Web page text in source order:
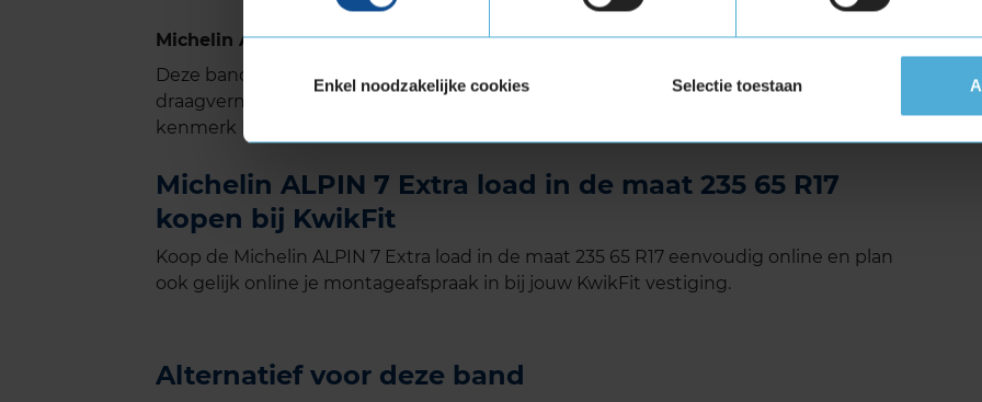
Enkel noodzakelijke cookies Selectie toestaan
Michelin ALPIN 7 met Extra Load (verstevigde band)
Deze band is ook geschikt voor voertuigen die banden met een hoger
draagvermogen nodig hebben. Verstevigde banden zijn te herkennen aan het
kenmerk Extra Load.
Michelin ALPIN 7 Extra load in de maat 235 65 R17
kopen bij KwikFit
Koop de Michelin ALPIN 7 Extra load in de maat 235 65 R17 eenvoudig online en plan
ook gelijk online je montageafspraak in bij jouw KwikFit vestiging.
Alternatief voor deze band